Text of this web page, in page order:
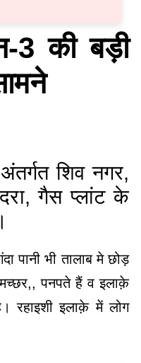
3 की बड़ी
शिव नगर,
गैस प्लांट के
पानी भी तालाब मे छोड़
पनपते हैं व इलाक़े
रहाइशी इलाक़े में लोग